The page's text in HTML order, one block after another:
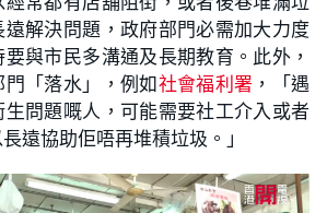
解決問題，政府部門必需加大力度
與市民多溝通及長期教育。此外，
「落水」，例如社會福利署 ，「遇
問題嘅人，可能需要社工介入或者
遠協助佢唔再堆積垃圾。」